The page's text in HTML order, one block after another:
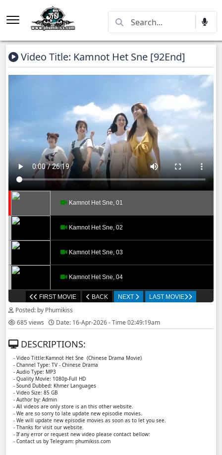
Video Title: Kamnot Het Sne [92End]
Kamnot Het Sne, 01
Kamnot Het Sne, 02
Kamnot Het Sne, 03
Kamnot Het Sne, 04
Kamnot Het Sne, 05
Kamnot Het Sne, 06
Kamnot Het Sne, 08
Kamnot Het Sne, 10
FIRST MOVIE BACK NEXT LAST MOVIE
Posted: by Phumikiss
685 views
Date: 16-Apr-2026 - Time 02:49:19am
DESCRIPTIONS:
- Video Tittle:Kamnot Het Sne (Chinese Drama Movie)
- Channel Type: TV - Chinese Drama
- Audio Type: MP3
- Quality Movie: 1080p-Full HD
- Sound Dubbed: Khmer Languages
- Video Size: 85 GB
- Author by: Admin
- All videos are only store is an this other website.
- We are so sorry to late update new episodie movies.
- We will update new episodie movies as soon as to let you see.
- Thanks for visit our website.
- If any error or request new video please contact bellow:
- Contact us by Telegram: phumikiss.com